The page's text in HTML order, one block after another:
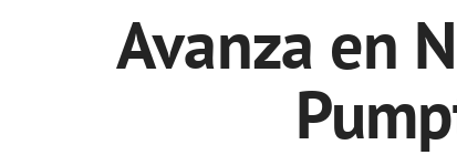
Avanza en